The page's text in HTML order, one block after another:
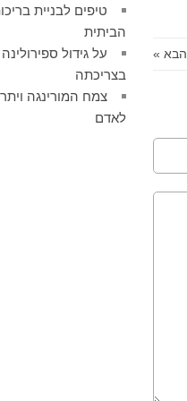
הבא »
טיפים לבניית
הביתית
על גידול
בצריכתה
צמח המורינגה
לאדם